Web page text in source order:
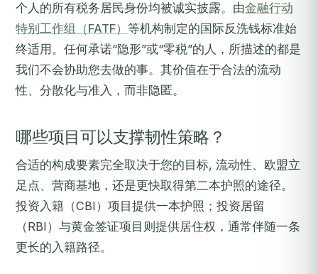
个人的所有税务居民身份均被诚实披露。由金融行动
特别工作组（FATF） 等机构制定的国际反洗钱标准始
终适用。任何承诺“隐形”或“零税”的人，所描述的都是
我们不会协助您去做的事。其价值在于合法的流动
性、分散化与准入，而非隐匿。
哪些项目可以支撑韧性策略？
合适的构成要素完全取决于您的目标, 流动性、欧盟立
足点、营商基地，还是更快取得第二本护照的途径。
投资入籍（CBI）项目提供一本护照；投资居留
（RBI）与黄金签证项目则提供居住权，通常伴随一条
更长的入籍路径。